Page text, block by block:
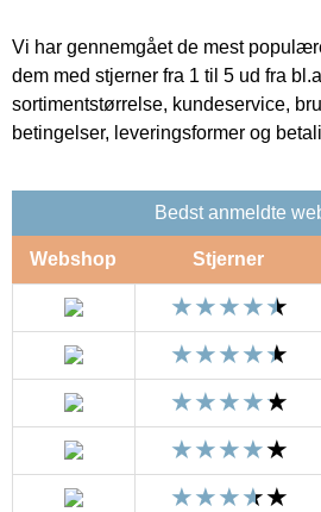
Vi har gennemgået de mest
dem med stjerner fra 1 til 5 ud fra
sortimentstørrelse, kundeservice,
betingelser, leveringsformer og
Bedst anmeldte
Webshop Stjerner